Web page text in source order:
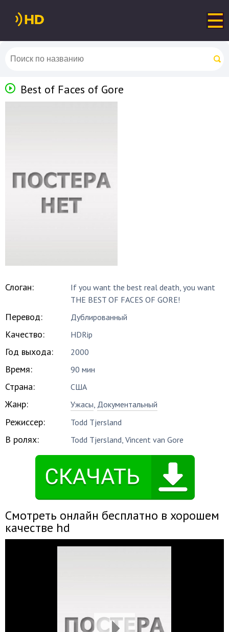
Best of Faces of Gore
Слоган:
If you want the best real death, you want
THE BEST OF FACES OF GORE!
Перевод: Дублированный
Качество: HDRip
Год выхода: 2000
Время: 90 мин
Страна: США
Жанр: Ужасы, Документальный
Режиссер: Todd Tjersland
В ролях: Todd Tjersland,Vincent van Gore
Смотреть онлайн бесплатно в хорошем
качестве hd